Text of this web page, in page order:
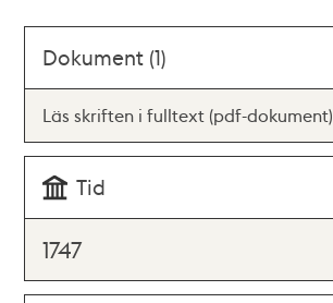
Dokument (1)
Läs skriften i fulltext (pdf-dokument)
Tid
1747